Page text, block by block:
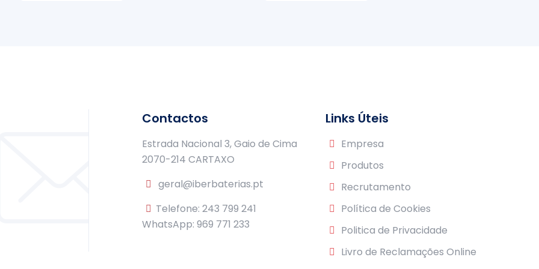
Contactos
Estrada Nacional 3, Gaio de Cima
2070-214 CARTAXO
geral@iberbaterias.pt
Telefone: 243 799 241
WhatsApp: 969 771 233
Links Úteis
Empresa
Produtos
Recrutamento
Política de Cookies
Politica de Privacidade
Livro de Reclamações Online